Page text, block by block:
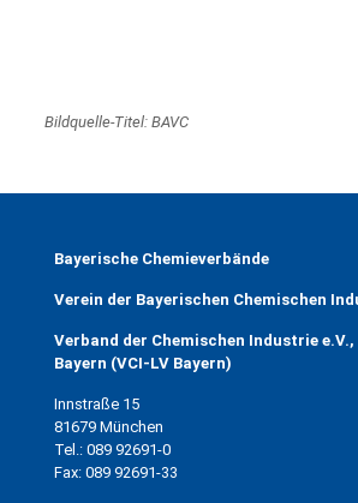
Bildquelle-Titel: BAVC
Bayerische Chemieverbände
Verein der Bayerischen Chemischen
Verband der Chemischen Industrie
Bayern (VCI-LV Bayern)
Innstraße 15
81679 München
Tel.: 089 92691-0
Fax: 089 92691-33